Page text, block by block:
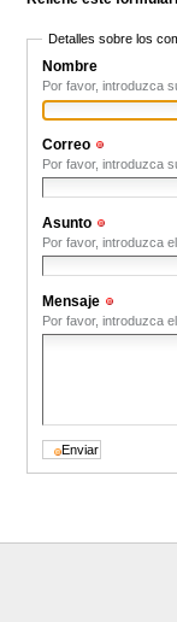
Detalles sobre los
Nombre
Por favor, introduzca
Correo
Por favor, introduzca
Asunto
Por favor, introduzca
Mensaje
Por favor, introduzca